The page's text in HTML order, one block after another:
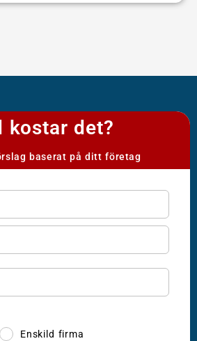
kostar det?
baserat på ditt företag
Enskild firma